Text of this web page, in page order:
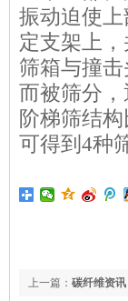
振动迫使
定支架上
筛箱与撞
而被筛分
阶梯筛结
可得到4种
上一篇： 碳纤维资